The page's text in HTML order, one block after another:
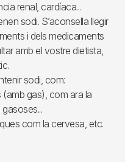
renal, cardíaca...
sodi. S’aconsella llegir
i dels medicaments
amb el vostre dietista,
sodi, com:
gas), com ara la
com la cervesa, etc.